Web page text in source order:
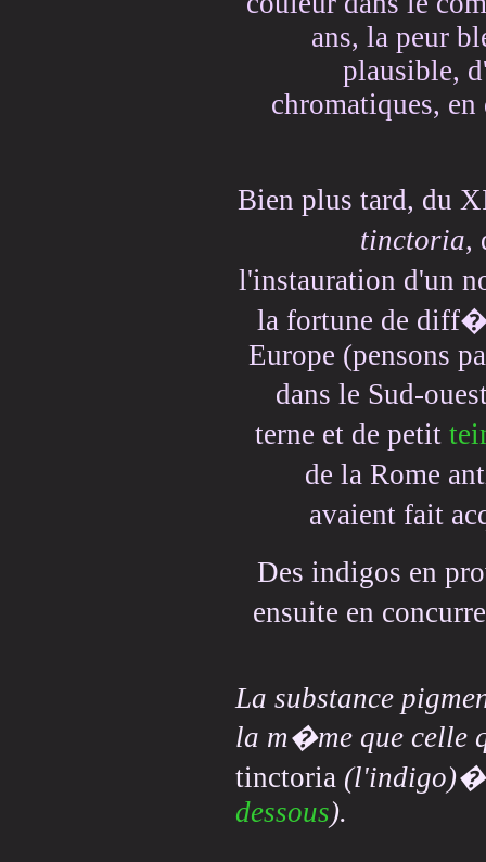
ans, la peur
plausible,
chromatiques,
Bien plus tard, du
tinctoria,
l'instauration d'un
la fortune de
Europe (pensons
dans le Sud-
terne et de petit
de la Rome
avaient fait
Des indigos en
ensuite en
La substance
la m�me que celle
tinctoria
dessous).